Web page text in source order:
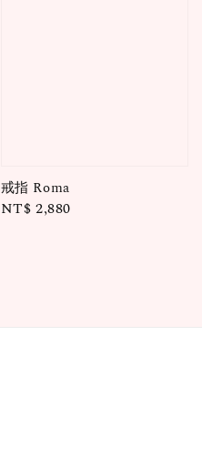
戒指 Roma
Regular
NT$ 2,880